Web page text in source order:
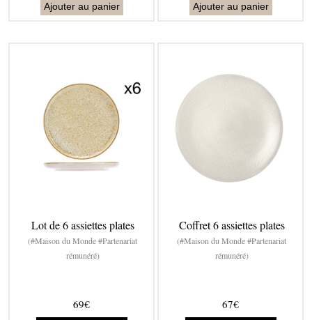
Ajouter au panier Ajouter au panier
Lot de 6 assiettes plates
(#Maison du Monde #Partenariat
rémunéré)
69€
Coffret 6 assiettes plates
(#Maison du Monde #Partenariat
rémunéré)
67€